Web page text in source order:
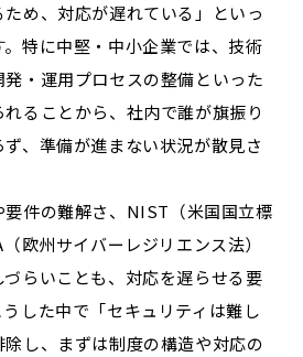
め、対応が遅れている」といっ
特に中堅・中小企業では、技術
・運用プロセスの整備といった
ることから、社内で誰が旗振り
、準備が進まない状況が散見さ
要件の難解さ、NIST（米国国立標
欧州サイバーレジリエンス法）
らいことも、対応を遅らせる要
した中で「セキュリティは難し
し、まずは制度の構造や対応の